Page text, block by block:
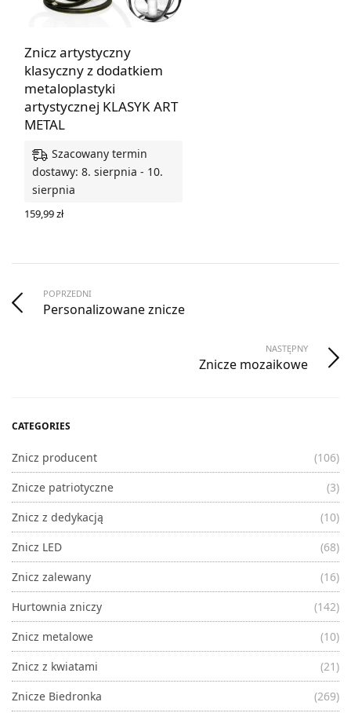
Znicz artystyczny
klasyczny z dodatkiem
metaloplastyki
artystycznej KLASYK ART
METAL
Szacowany termin
dostawy: 8. sierpnia - 10.
sierpnia
159,99zł
POPRZEDNI
Personalizowane znicze
NASTĘPNY
Znicze mozaikowe
CATEGORIES
Znicz producent
(106)
Znicze patriotyczne
(3)
Znicz z dedykacją
(10)
Znicz LED
(68)
Znicz zalewany
(16)
Hurtownia zniczy
(142)
Znicz metalowe
(10)
Znicz z kwiatami
(21)
Znicze Biedronka
(269)